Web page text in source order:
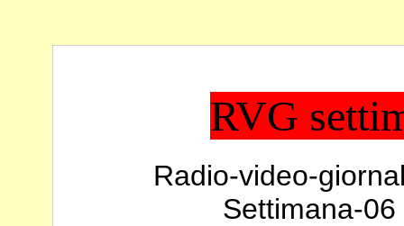
RVG
Radio-video-
Settimana-